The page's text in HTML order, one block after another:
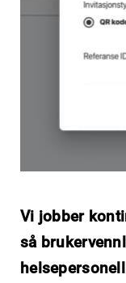
Vi jobber
så